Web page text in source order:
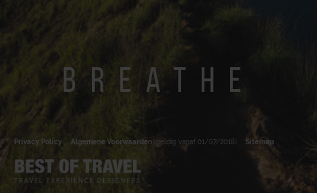
breathe
Privacy Policy Algemene Voorwaarden(geldig vanaf 01/07/2018) Sitemap